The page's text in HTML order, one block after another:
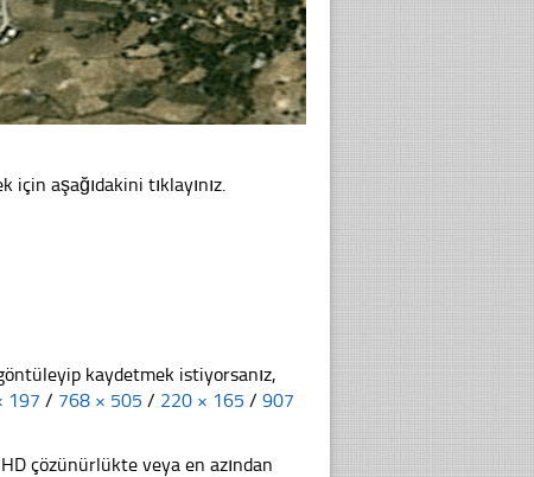
aşağıdakini tıklayınız.
kaydetmek istiyorsanız,
197 / 768 × 505 / 220 × 165 / 907
çözünürlükte veya en azından